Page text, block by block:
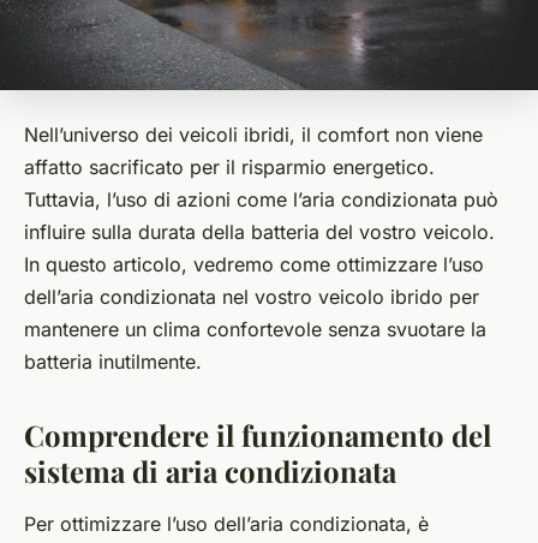
Nell’universo dei veicoli ibridi, il comfort non viene
affatto sacrificato per il risparmio energetico.
Tuttavia, l’uso di azioni come l’aria condizionata può
influire sulla durata della batteria del vostro veicolo.
In questo articolo, vedremo come ottimizzare l’uso
dell’aria condizionata nel vostro veicolo ibrido per
mantenere un clima confortevole senza svuotare la
batteria inutilmente.
Comprendere il funzionamento del
sistema di aria condizionata
Per ottimizzare l’uso dell’aria condizionata, è